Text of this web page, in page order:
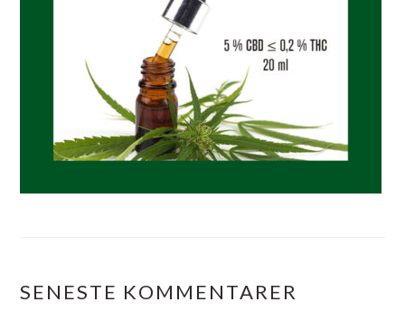
SENESTE KOMMENTARER